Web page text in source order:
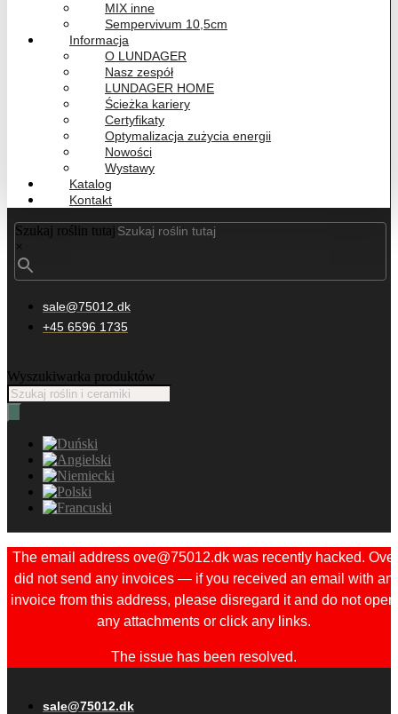
MIX inne
Sempervivum 10,5cm
Informacja
O LUNDAGER
Nasz zespół
LUNDAGER HOME
Ścieżka kariery
Certyfikaty
Optymalizacja zużycia energii
Nowości
Wystawy
Katalog
Kontakt
Szukaj roślin tutaj
×
sale@75012.dk
+45 6596 1735
Wyszukiwarka produktów
The email address ove@75012.dk was recently hacked. Ove
did not send any invoices — if you received an email with an
invoice from this address, please disregard it and do not open
any attachments or click any links.
The issue has been resolved.
sale@75012.dk